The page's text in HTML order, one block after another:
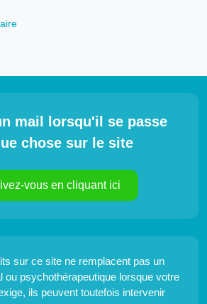
mail lorsqu'il se passe
chose sur le site
vous en cliquant ici
sur ce site ne remplacent pas un
ou psychothérapeutique lorsque votre
ils peuvent toutefois intervenir